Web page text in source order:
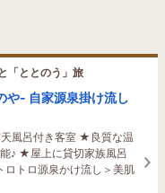
「ととのう」旅
や- 自家源泉掛け流し
風呂付き客室 ★良質な温
♪ ★屋上に貸切家族風呂
トロ源泉かけ流し＞美肌